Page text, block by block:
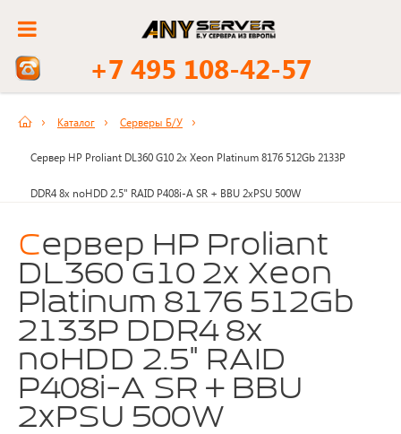
+7 495 108-42-57
Каталог Серверы Б/У
Сервер HP Proliant DL360 G10 2x Xeon Platinum 8176 512Gb 2133P
DDR4 8x noHDD 2.5" RAID P408i-A SR + BBU 2xPSU 500W
Сервер HP Proliant
DL360 G10 2x Xeon
Platinum 8176 512Gb
2133P DDR4 8x
noHDD 2.5" RAID
P408i-A SR + BBU
2xPSU 500W